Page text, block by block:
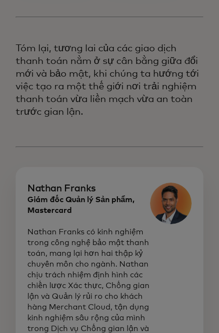
Tóm lại, tương lai của các giao dịch
thanh toán nằm ở sự cân bằng giữa đổi
mới và bảo mật, khi chúng ta hướng tới
việc tạo ra một thế giới nơi trải nghiệm
thanh toán vừa liền mạch vừa an toàn
trước gian lận.
Nathan Franks
Giám đốc Quản lý Sản phẩm,
Mastercard
Nathan Franks có kinh nghiệm
trong công nghệ bảo mật thanh
toán, mang lại hơn hai thập kỷ
chuyên môn cho ngành. Nathan
chịu trách nhiệm định hình các
chiến lược Xác thực, Chống gian
lận và Quản lý rủi ro cho khách
hàng Merchant Cloud, tận dụng
kinh nghiệm sâu rộng của mình
trong Dịch vụ Chống gian lận và